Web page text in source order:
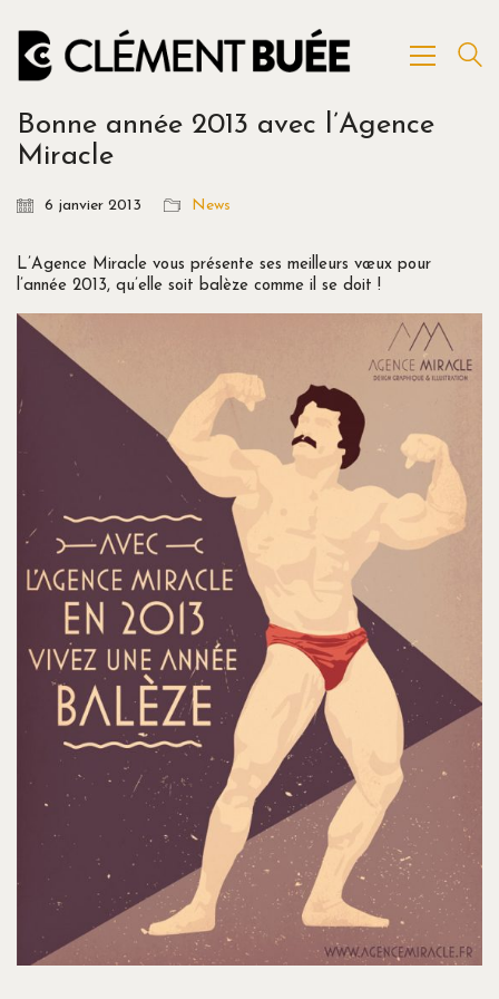
Bonne année 2013 avec l’Agence
Miracle
6 janvier 2013 News
L’Agence Miracle vous présente ses meilleurs vœux pour
l’année 2013, qu’elle soit balèze comme il se doit !